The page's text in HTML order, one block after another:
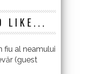
LIKE...
fiu al neamului
(guest